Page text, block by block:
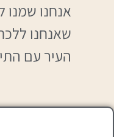
אנחנו
שאנחנו
העיר עם